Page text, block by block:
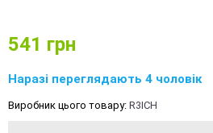
541 грн
Наразі переглядають 4 чоловік
Виробник цього товару: R3ICH